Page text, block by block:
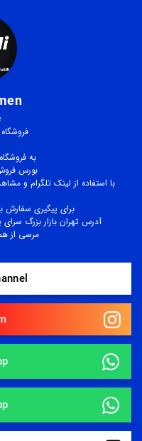
به
بورس
با استفاده از لینک تلگرام و
برای پیگیری سفارش
آدرس تهران بازار بزرگ سرای
مرسی از